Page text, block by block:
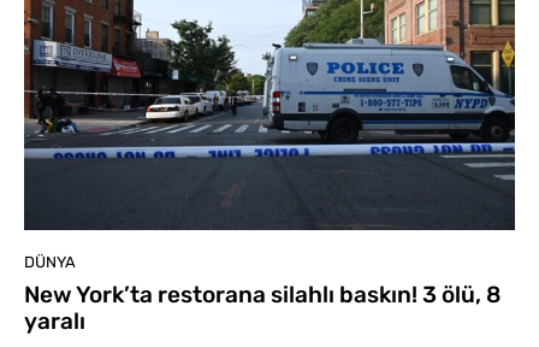
DÜNYA
New York’ta restorana silahlı baskın! 3 ölü, 8
yaralı